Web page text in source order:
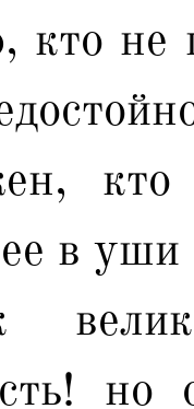
кто не
кто
ее в